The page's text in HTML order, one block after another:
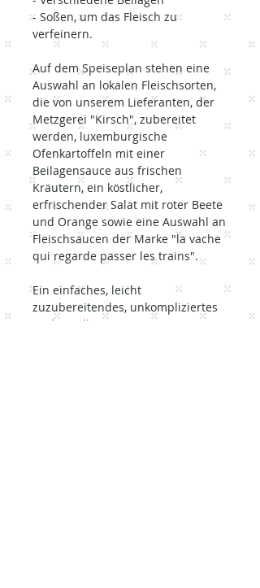
- Soßen, um das Fleisch zu
verfeinern.
Auf dem Speiseplan stehen eine
Auswahl an lokalen Fleischsorten,
die von unserem Lieferanten, der
Metzgerei "Kirsch", zubereitet
werden, luxemburgische
Ofenkartoffeln mit einer
Beilagensauce aus frischen
Kräutern, ein köstlicher,
erfrischender Salat mit roter Beete
und Orange sowie eine Auswahl an
Fleischsaucen der Marke "la vache
qui regarde passer les trains".
Ein einfaches, leicht
zuzubereitendes, unkompliziertes
und geselliges Essen!